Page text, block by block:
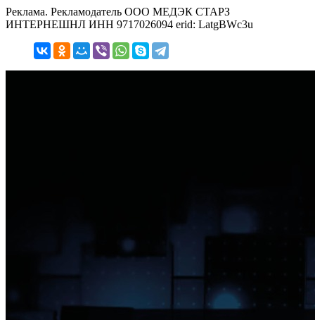
Реклама. Рекламодатель ООО МЕДЭК СТАРЗ
ИНТЕРНЕШНЛ ИНН 9717026094 erid: LatgBWc3u